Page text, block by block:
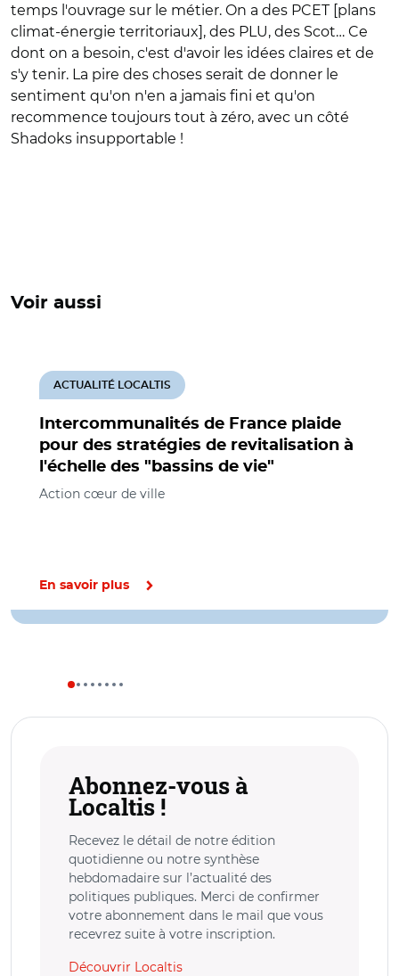
temps l'ouvrage sur le métier. On a des PCET [plans
climat-énergie territoriaux], des PLU, des Scot… Ce
dont on a besoin, c'est d'avoir les idées claires et de
s'y tenir. La pire des choses serait de donner le
sentiment qu'on n'en a jamais fini et qu'on
recommence toujours tout à zéro, avec un côté
Shadoks insupportable !
Voir aussi
Intercommunalités de France plaide
pour des stratégies de revitalisation à
l'échelle des "bassins de vie"
ACTUALITÉ LOCALTIS
Action cœur de ville
En savoir plus
Abonnez-vous à
Localtis !
Recevez le détail de notre édition
quotidienne ou notre synthèse
hebdomadaire sur l’actualité des
politiques publiques. Merci de confirmer
votre abonnement dans le mail que vous
recevrez suite à votre inscription.
Découvrir Localtis